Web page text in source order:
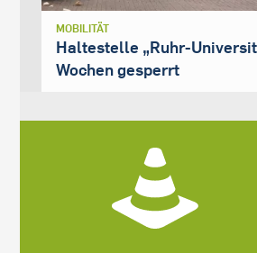
MOBILITÄT
Haltestelle „Ruhr-
Wochen gesperrt